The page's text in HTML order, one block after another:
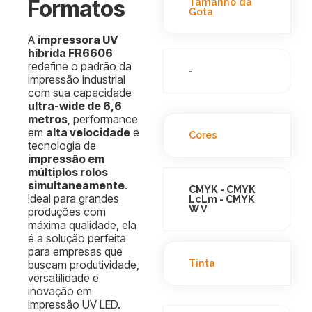
Formatos
A impressora UV
híbrida FR6606
redefine o padrão da
impressão industrial
com sua capacidade
ultra-wide de 6,6
metros, performance
em alta velocidade e
tecnologia de
impressão em
múltiplos rolos
simultaneamente.
Ideal para grandes
produções com
máxima qualidade, ela
é a solução perfeita
para empresas que
buscam produtividade,
versatilidade e
inovação em
impressão UV LED.
Gota
-
Cores
CMYK - CMYK
LcLm - CMYK
W V
Tinta